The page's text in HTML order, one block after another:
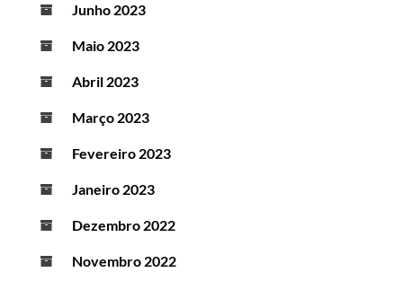
Junho 2023
Maio 2023
Abril 2023
Março 2023
Fevereiro 2023
Janeiro 2023
Dezembro 2022
Novembro 2022